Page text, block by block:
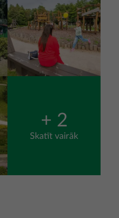
+ 2
Skatīt vairāk